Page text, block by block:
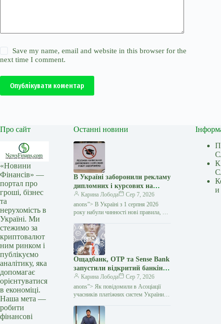
Save my name, email and website in this browser for the
next time I comment.
Опублікувати коментар
Про сайт
«Новини
Фінансів» —
портал про
гроші, бізнес
та
нерухомість в
Україні. Ми
стежимо за
криптовалют
ним ринком і
публікуємо
аналітику, яка
допомагає
орієнтуватися
в економіці.
Наша мета —
робити
фінансові
Останні новини
В Україні заборонили рекламу
дипломних і курсових на
замовлення: кого стосуються
нові правила — Мінфін
Карина Лобода
Сер 7, 2026
anons”> В Україні з 1 серпня 2026
року набули чинності нові правила, які
з написання академічних робіт замість
студентів і…
Ощадбанк, OTP та Sense Bank
запустили відкритий банкінг:
що змінилося для клієнтів —
Мінфін
Карина Лобода
Сер 7, 2026
anons”> Як повідомили в Асоціації
учасників платіжних систем України
Ощадбанк офіційно приєдналися
до екосистеми відкритого банкінгу
и